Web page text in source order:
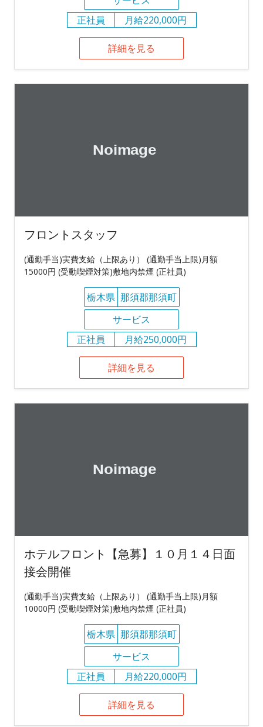
正社員
月給220,000円
詳細を見る
フロントスタッフ
(通勤手当)実費支給（上限あり） (通勤手当上限)月額
15000円 (受動喫煙対策)敷地内禁煙 (正社員)
栃木県 那須郡那須町
サービス
正社員
月給250,000円
詳細を見る
ホテルフロント【急募】１０月１４日面
接会開催
(通勤手当)実費支給（上限あり） (通勤手当上限)月額
10000円 (受動喫煙対策)敷地内禁煙 (正社員)
栃木県 那須郡那須町
サービス
正社員
月給220,000円
詳細を見る